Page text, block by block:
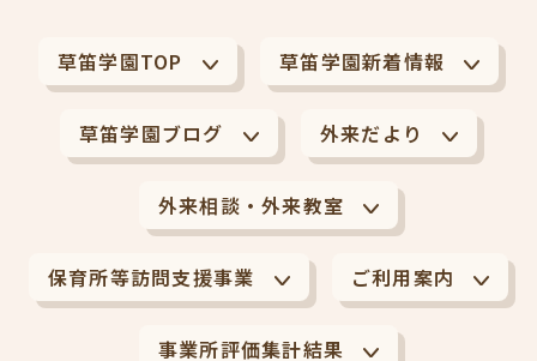
草笛学園TOP 草笛学園新着情報
草笛学園ブログ 外来だより
外来相談・外来教室
保育所等訪問支援事業 ご利用案内
事業所評価集計結果